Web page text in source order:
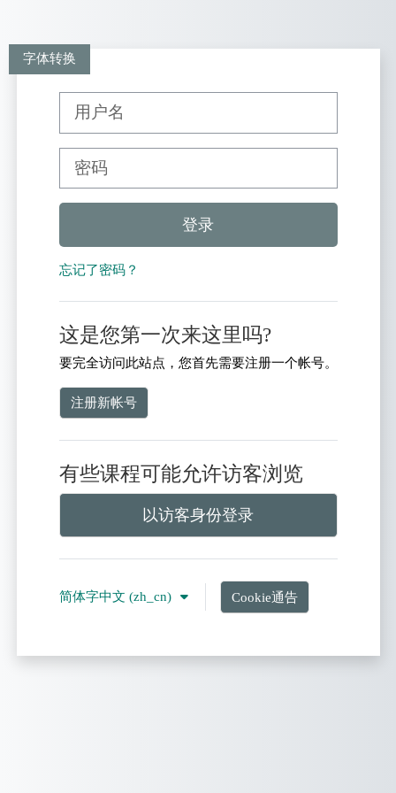
字体转换
登录
忘记了密码？
这是您第一次来这里吗?
要完全访问此站点，您首先需要注册一个帐号。
注册新帐号
有些课程可能允许访客浏览
以访客身份登录
简体字中文 ‎(zh_cn)‎ Cookie通告